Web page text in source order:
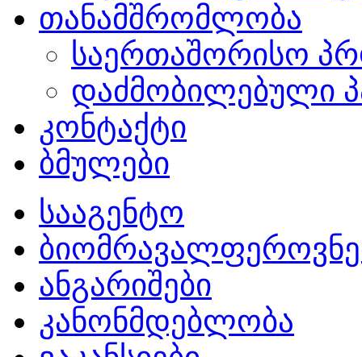
თანამშრომლობა
საერთაშორისო
დაძმობილებული
კონტაქტი
ბმულები
სააგენტო
ანგარიშები
კანონმდებლობა